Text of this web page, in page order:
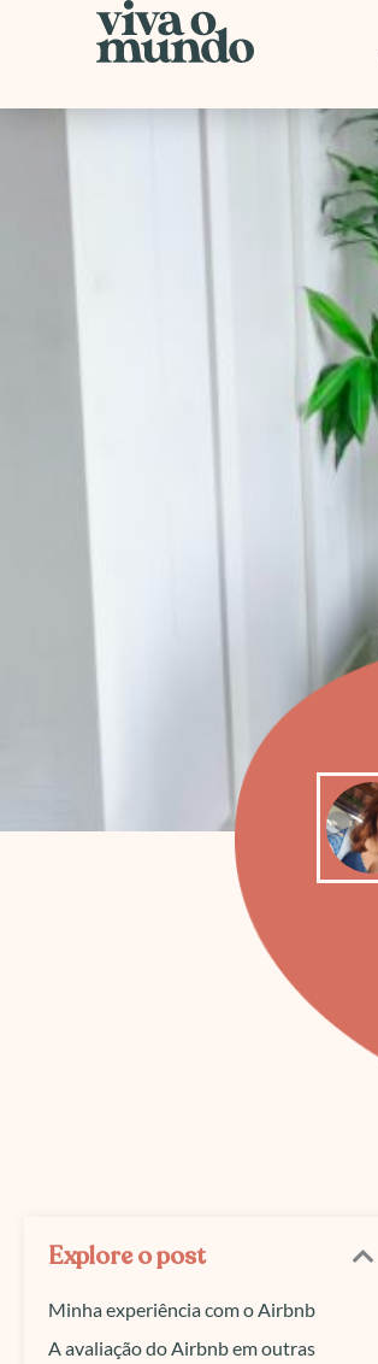
conteúdo
Explore o post
Minha experiência com o Airbnb
A avaliação do Airbnb em outras